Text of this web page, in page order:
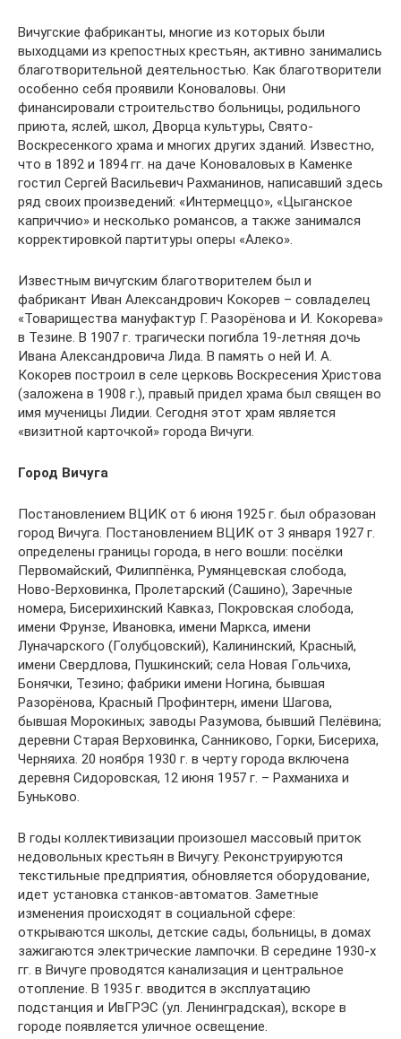
Вичугские фабриканты, многие из которых были
выходцами из крепостных крестьян, активно занимались
благотворительной деятельностью. Как благотворители
особенно себя проявили Коноваловы. Они
финансировали строительство больницы, родильного
приюта, яслей, школ, Дворца культуры, Свято-
Воскресенкого храма и многих других зданий. Известно,
что в 1892 и 1894 гг. на даче Коноваловых в Каменке
гостил Сергей Васильевич Рахманинов, написавший здесь
ряд своих произведений: «Интермеццо», «Цыганское
каприччио» и несколько романсов, а также занимался
корректировкой партитуры оперы «Алеко».
Известным вичугским благотворителем был и
фабрикант Иван Александрович Кокорев – совладелец
«Товарищества мануфактур Г. Разорёнова и И. Кокорева»
в Тезине. В 1907 г. трагически погибла 19-летняя дочь
Ивана Александровича Лида. В память о ней И. А.
Кокорев построил в селе церковь Воскресения Христова
(заложена в 1908 г.), правый придел храма был священ во
имя мученицы Лидии. Сегодня этот храм является
«визитной карточкой» города Вичуги.
Город Вичуга
Постановлением ВЦИК от 6 июня 1925 г. был образован
город Вичуга. Постановлением ВЦИК от 3 января 1927 г.
определены границы города, в него вошли: посёлки
Первомайский, Филиппёнка, Румянцевская слобода,
Ново-Верховинка, Пролетарский (Сашино), Заречные
номера, Бисерихинский Кавказ, Покровская слобода,
имени Фрунзе, Ивановка, имени Маркса, имени
Луначарского (Голубцовский), Калининский, Красный,
имени Свердлова, Пушкинский; села Новая Гольчиха,
Бонячки, Тезино; фабрики имени Ногина, бывшая
Разорёнова, Красный Профинтерн, имени Шагова,
бывшая Морокиных; заводы Разумова, бывший Пелёвина;
деревни Старая Верховинка, Санниково, Горки, Бисериха,
Черняиха. 20 ноября 1930 г. в черту города включена
деревня Сидоровская, 12 июня 1957 г. – Рахманиха и
Буньково.
В годы коллективизации произошел массовый приток
недовольных крестьян в Вичугу. Реконструируются
текстильные предприятия, обновляется оборудование,
идет установка станков-автоматов. Заметные
изменения происходят в социальной сфере:
открываются школы, детские сады, больницы, в домах
зажигаются электрические лампочки. В середине 1930-х
гг. в Вичуге проводятся канализация и центральное
отопление. В 1935 г. вводится в эксплуатацию
подстанция и ИвГРЭС (ул. Ленинградская), вскоре в
городе появляется уличное освещение.